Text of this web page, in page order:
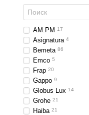
AM.PM 17
Asignatura 4
Bemeta 86
Emco 5
Frap 20
Gappo 9
Globus Lux 14
Grohe 21
Haiba 21